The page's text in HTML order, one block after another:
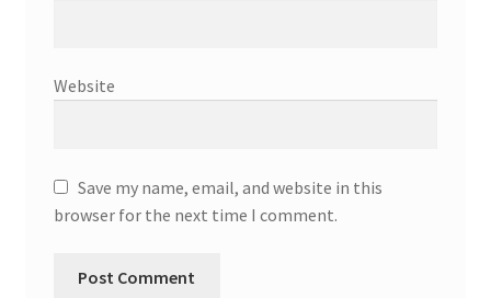
Website
Save my name, email, and website in this
browser for the next time I comment.